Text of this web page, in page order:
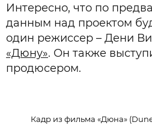
Интересно, что по
данным над проектом
один режиссер – Дени
«Дюну». Он также
продюсером.
Кадр из фильма «Дюна»